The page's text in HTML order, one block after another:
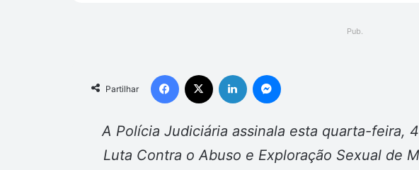
Pub.
Partilhar
Facebook Linkedin
A Polícia Judiciária assinala esta quarta-feira,
Luta Contra o Abuso e Exploração Sexual de